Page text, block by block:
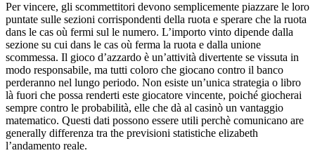
Per vincere, gli scommettitori devono semplicemente piazzare le loro
puntate sulle sezioni corrispondenti della ruota e sperare che la ruota
dans le cas où fermi sul le numero. L’importo vinto dipende dalla
sezione su cui dans le cas où ferma la ruota e dalla unione
scommessa. Il gioco d’azzardo è un’attività divertente se vissuta in
modo responsabile, ma tutti coloro che giocano contro il banco
perderanno nel lungo periodo. Non esiste un’unica strategia o libro
là fuori che possa renderti este giocatore vincente, poiché giocherai
sempre contro le probabilità, elle che dà al casinò un vantaggio
matematico. Questi dati possono essere utili perchè comunicano are
generally differenza tra the previsioni statistiche elizabeth
l’andamento reale.